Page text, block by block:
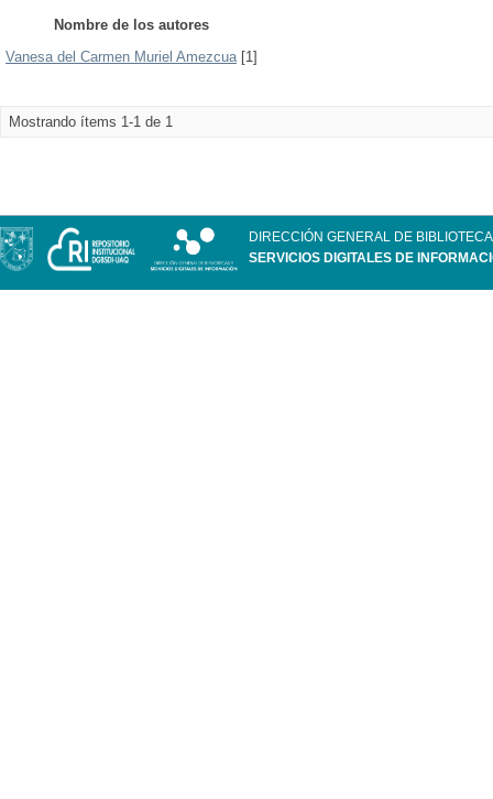
Nombre de los autores
Vanesa del Carmen Muriel Amezcua[1]
Mostrando ítems 1-1 de 1
DIRECCIÓN GENERAL DE
SERVICIOS DIGITALES DE